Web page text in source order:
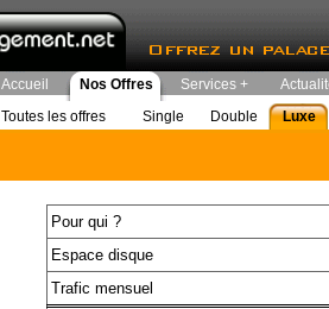
Accueil Nos Offres Services +
Toutes les offres
Single Double Luxe
Pour qui ?
Espace disque
Trafic mensuel